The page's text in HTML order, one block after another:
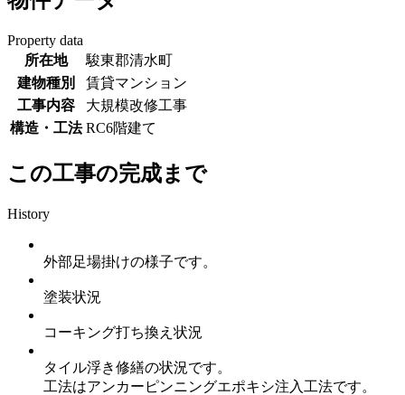
Property data
所在地
駿東郡清水町
建物種別
賃貸マンション
工事内容
大規模改修工事
構造・工法 RC6階建て
この工事の完成まで
History
外部足場掛けの様子です。
塗装状況
コーキング打ち換え状況
タイル浮き修繕の状況です。
工法はアンカーピンニングエポキシ注入工法です。